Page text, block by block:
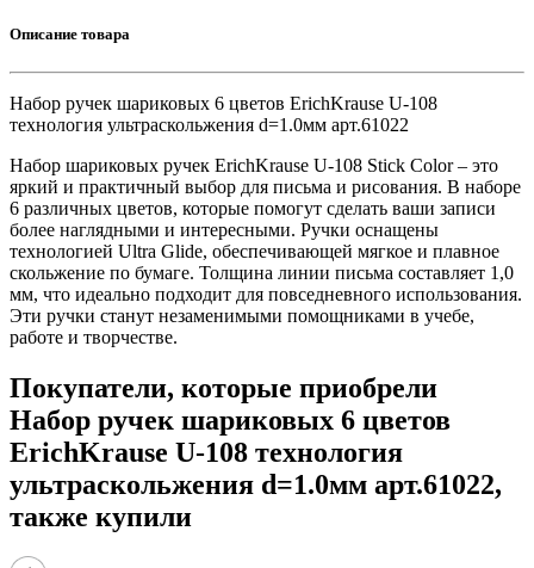
Описание товара
Набор ручек шариковых 6 цветов ErichKrause U-108
технология ультраскольжения d=1.0мм арт.61022
Набор шариковых ручек ErichKrause U-108 Stick Color – это
яркий и практичный выбор для письма и рисования. В наборе
6 различных цветов, которые помогут сделать ваши записи
более наглядными и интересными. Ручки оснащены
технологией Ultra Glide, обеспечивающей мягкое и плавное
скольжение по бумаге. Толщина линии письма составляет 1,0
мм, что идеально подходит для повседневного использования.
Эти ручки станут незаменимыми помощниками в учебе,
работе и творчестве.
Покупатели, которые приобрели
Набор ручек шариковых 6 цветов
ErichKrause U-108 технология
ультраскольжения d=1.0мм арт.61022,
также купили